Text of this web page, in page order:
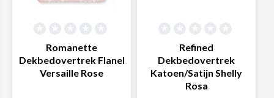
Romanette
Dekbedovertrek Flanel
Versaille Rose
Refined
Dekbedovertrek
Katoen/Satijn Shelly
Rosa